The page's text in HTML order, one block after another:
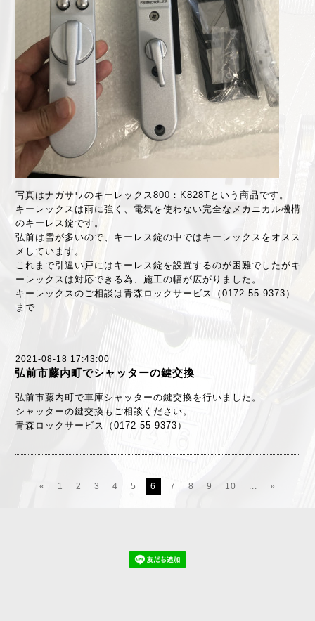
写真はナガサワのキーレックス800：K828Tという商品です。
キーレックスは雨に強く、電気を使わない完全なメカニカル機構
のキーレス錠です。
弘前は雪が多いので、キーレス錠の中ではキーレックスをオスス
メしています。
これまで引違い戸にはキーレス錠を設置するのが困難でしたがキ
ーレックスは対応できる為、施工の幅が広がりました。
キーレックスのご相談は青森ロックサービス（0172-55-9373）
まで
2021-08-18 17:43:00
弘前市藤内町でシャッターの鍵交換
弘前市藤内町で車庫シャッターの鍵交換を行いました。
シャッターの鍵交換もご相談ください。
青森ロックサービス（0172-55-9373）
« 1 2 3 4 5 6 7 8 9 10 ... »